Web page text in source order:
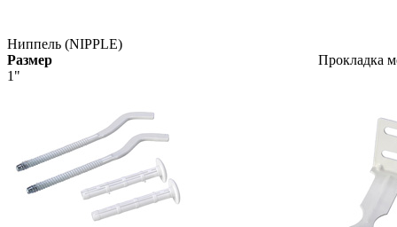
Ниппель (NIPPLE)
Размер
1"
Прокладка